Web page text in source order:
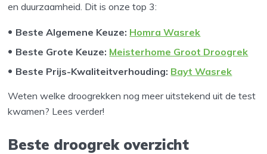
en duurzaamheid. Dit is onze top 3:
Beste Algemene Keuze: Homra Wasrek
Beste Grote Keuze: Meisterhome Groot Droogrek
Beste Prijs-Kwaliteitverhouding: Bayt Wasrek
Weten welke droogrekken nog meer uitstekend uit de test
kwamen? Lees verder!
Beste droogrek overzicht